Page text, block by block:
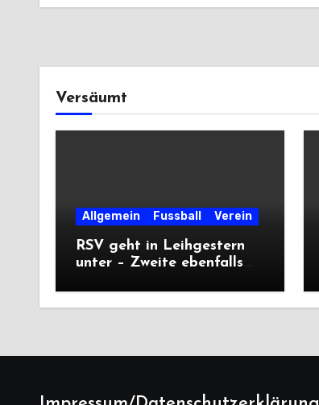
Versäumt
Allgemein Fussball Verein
RSV geht in Leihgestern
unter – Zweite ebenfalls